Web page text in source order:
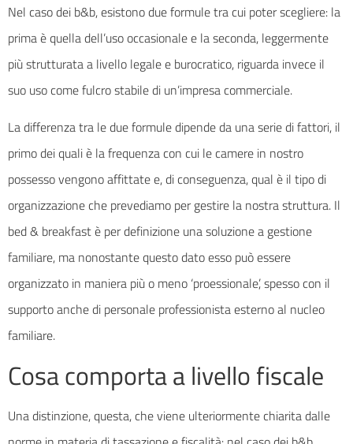
Nel caso dei b&b, esistono due formule tra cui poter scegliere: la
prima è quella dell’uso occasionale e la seconda, leggermente
più strutturata a livello legale e burocratico, riguarda invece il
suo uso come fulcro stabile di un’impresa commerciale.
La differenza tra le due formule dipende da una serie di fattori, il
primo dei quali è la frequenza con cui le camere in nostro
possesso vengono affittate e, di conseguenza, qual è il tipo di
organizzazione che prevediamo per gestire la nostra struttura. Il
bed & breakfast è per definizione una soluzione a gestione
familiare, ma nonostante questo dato esso può essere
organizzato in maniera più o meno ‘proessionale’, spesso con il
supporto anche di personale professionista esterno al nucleo
familiare.
Cosa comporta a livello fiscale
Una distinzione, questa, che viene ulteriormente chiarita dalle